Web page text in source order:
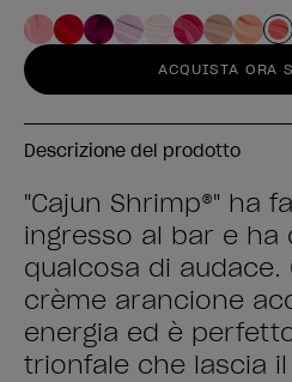
ACQUISTA ORA
Descrizione del prodotto
"Cajun Shrimp®" ha
ingresso al bar e ha
qualcosa di audace.
crème arancione
energia ed è
trionfale che lascia il